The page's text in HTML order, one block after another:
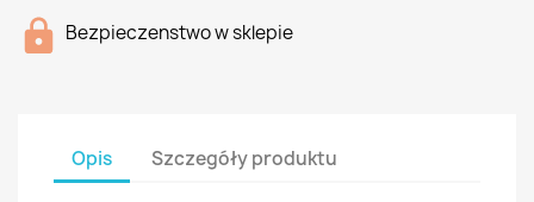
Bezpieczenstwo w sklepie
Opis Szczegóły produktu